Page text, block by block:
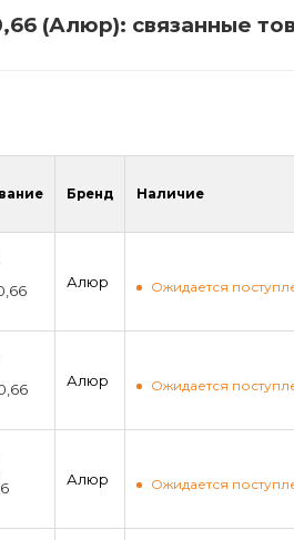
(Алюр): связанные
Бренд Наличие
Алюр Ожидается
Алюр Ожидается
Алюр Ожидается